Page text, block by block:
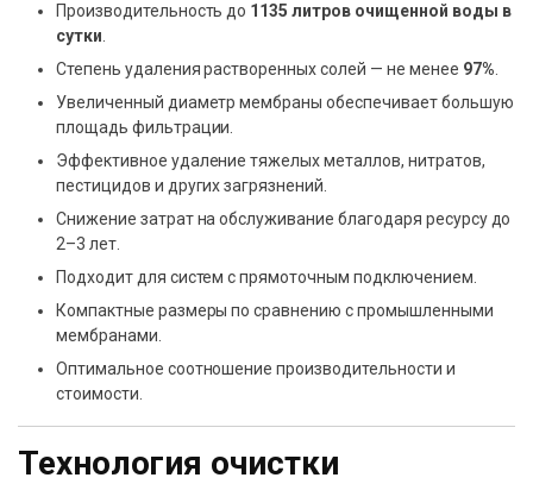
Производительность до 1135 литров очищенной воды в
сутки
Степень удаления растворенных солей — не менее 97%
Увеличенный диаметр мембраны обеспечивает большую
площадь фильтрации.
Эффективное удаление тяжелых металлов, нитратов,
пестицидов и других загрязнений.
Снижение затрат на обслуживание благодаря ресурсу до
2–3 лет.
Подходит для систем с прямоточным подключением.
Компактные размеры по сравнению с промышленными
мембранами.
Оптимальное соотношение производительности и
стоимости.
Технология очистки